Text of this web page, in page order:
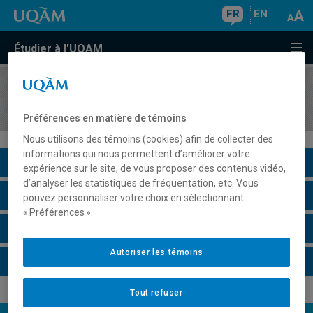
FR EN
Étudier à l'UQAM
COURS//
Description du cours
Horaire - Été 2026
Préférences en matière de témoins
Nous utilisons des témoins (cookies) afin de collecter des
informations qui nous permettent d’améliorer votre
expérience sur le site, de vous proposer des contenus vidéo,
d’analyser les statistiques de fréquentation, etc. Vous
pouvez personnaliser votre choix en sélectionnant
« Préférences ».
Tout refuser
Autoriser les témoins